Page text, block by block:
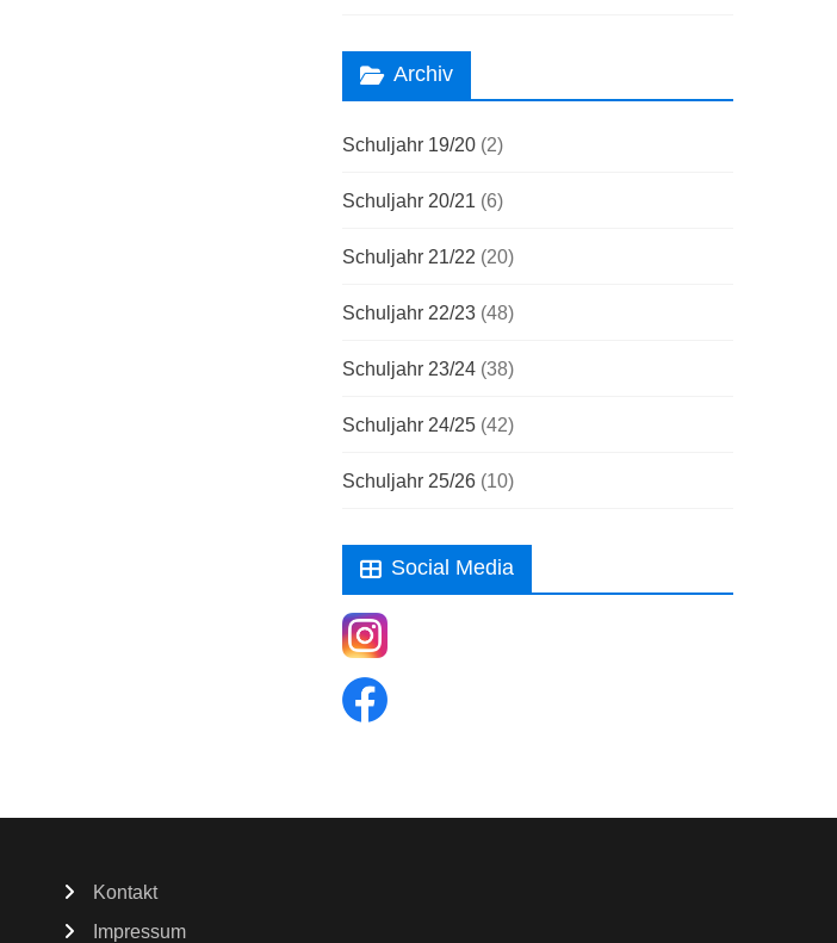
Archiv
Schuljahr 19/20 (2)
Schuljahr 20/21 (6)
Schuljahr 21/22 (20)
Schuljahr 22/23 (48)
Schuljahr 23/24 (38)
Schuljahr 24/25 (42)
Schuljahr 25/26 (10)
Social Media
Kontakt
Impressum